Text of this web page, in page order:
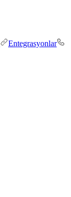
Entegrasyonlar